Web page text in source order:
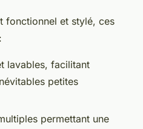
fonctionnel et stylé, ces
lavables, facilitant
petites
permettant une